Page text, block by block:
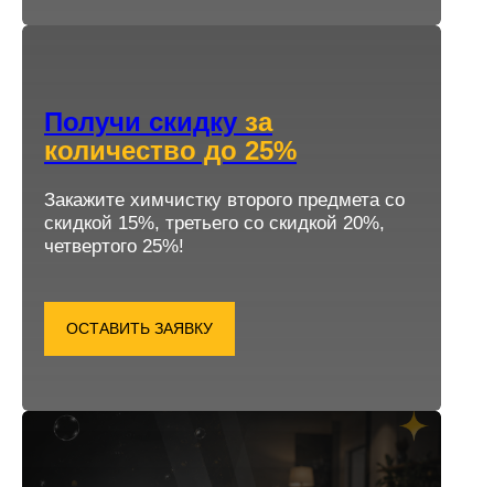
Получи скидку за
количество до 25%
Закажите химчистку второго предмета со
скидкой 15%, третьего со скидкой 20%,
четвертого 25%!
ОСТАВИТЬ ЗАЯВКУ